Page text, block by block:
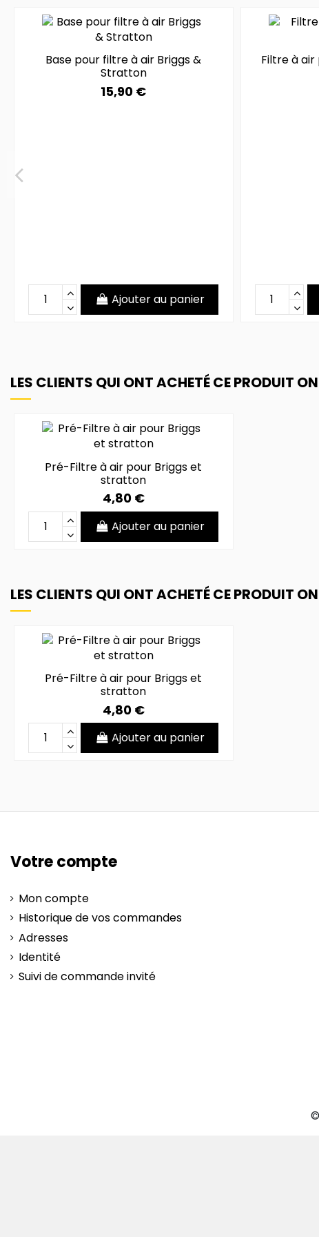
Base pour filtre à air Briggs &
Stratton
15,90 €
Ajouter au panier
Filtre à
LES CLIENTS QUI ONT ACHETÉ CE PRODUIT
Pré-Filtre à air pour Briggs et
stratton
4,80 €
Ajouter au panier
LES CLIENTS QUI ONT ACHETÉ CE PRODUIT
Pré-Filtre à air pour Briggs et
stratton
4,80 €
Ajouter au panier
Votre compte
Mon compte
Historique de vos commandes
Adresses
Identité
Suivi de commande invité